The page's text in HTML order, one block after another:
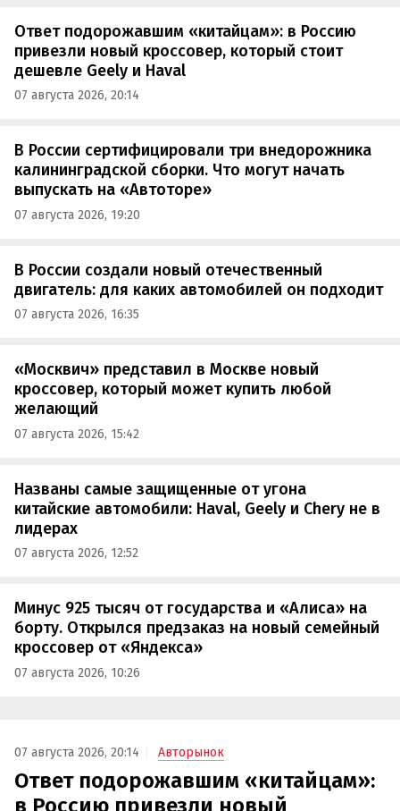
Ответ подорожавшим «китайцам»: в Россию
привезли новый кроссовер, который стоит
дешевле Geely и Haval
07 августа 2026, 20:14
В России сертифицировали три внедорожника
калининградской сборки. Что могут начать
выпускать на «Автоторе»
07 августа 2026, 19:20
В России создали новый отечественный
двигатель: для каких автомобилей он подходит
07 августа 2026, 16:35
«Москвич» представил в Москве новый
кроссовер, который может купить любой
желающий
07 августа 2026, 15:42
Названы самые защищенные от угона
китайские автомобили: Haval, Geely и Chery не в
лидерах
07 августа 2026, 12:52
Минус 925 тысяч от государства и «Алиса» на
борту. Открылся предзаказ на новый семейный
кроссовер от «Яндекса»
07 августа 2026, 10:26
07 августа 2026, 20:14 Авторынок
Ответ подорожавшим «китайцам»:
в Россию привезли новый